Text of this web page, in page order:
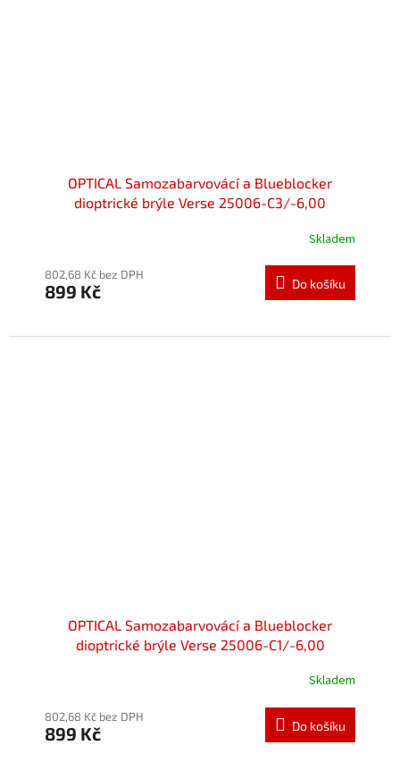
OPTICAL Samozabarvovácí a Blueblocker
dioptrické brýle Verse 25006-C3/-6,00
produktu
je
Skladem
802,68 Kč bez DPH
899 Kč Do košíku
OPTICAL Samozabarvovácí a Blueblocker
dioptrické brýle Verse 25006-C1/-6,00
produktu
je
Skladem
802,68 Kč bez DPH
899 Kč Do košíku